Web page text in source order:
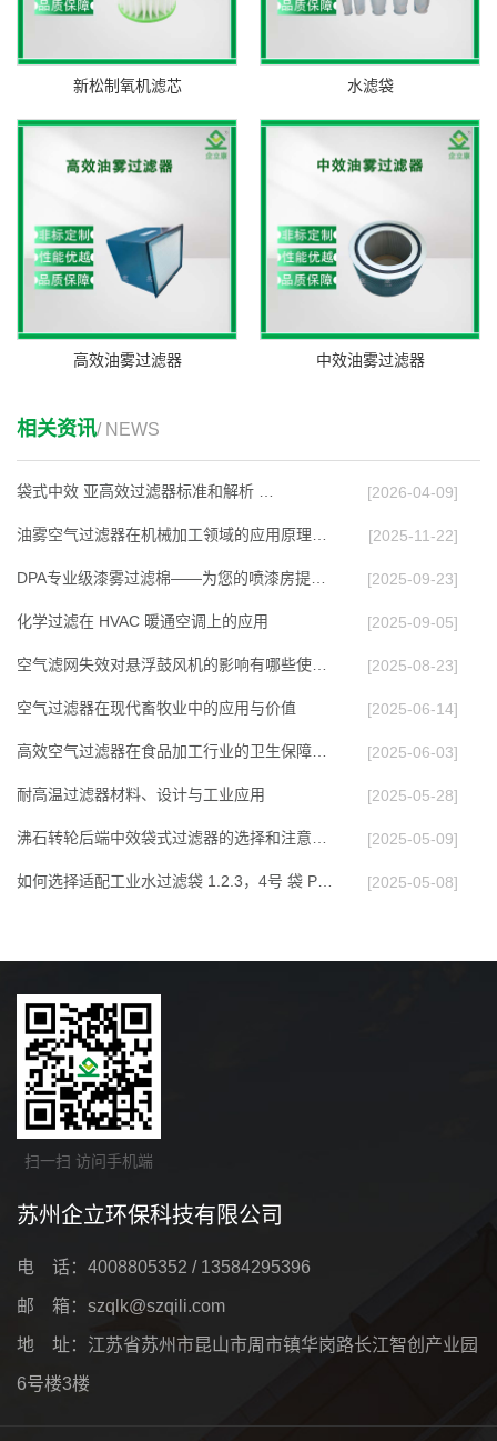
新松制氧机滤芯 水滤袋
高效油雾过滤器 中效油雾过滤器
相关资讯/ NEWS
袋式中效 亚高效过滤器标准和解析 … [2026-04-09]
[2025-11-22]
[2025-09-23]
化学过滤在 HVAC 暖通空调上的应⽤ [2025-09-05]
[2025-08-23]
空气过滤器在现代畜牧业中的应用与价值 [2025-06-14]
[2025-06-03]
耐高温过滤器材料、设计与工业应用 [2025-05-28]
[2025-05-09]
[2025-05-08]
扫一扫 访问手机端
苏州企立环保科技有限公司
电 话：4008805352 / 13584295396
邮 箱：szqlk@szqili.com
地 址：江苏省苏州市昆山市周市镇华岗路长江智创产业园
6号楼3楼